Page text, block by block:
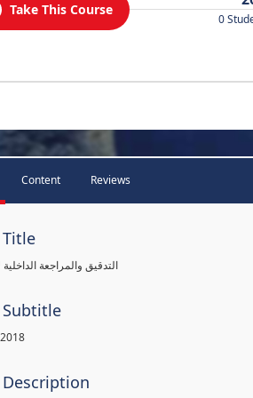
Take This Course
0
Content Reviews
Title
التدقيق والمراجعة الداخلية
Subtitle
Description